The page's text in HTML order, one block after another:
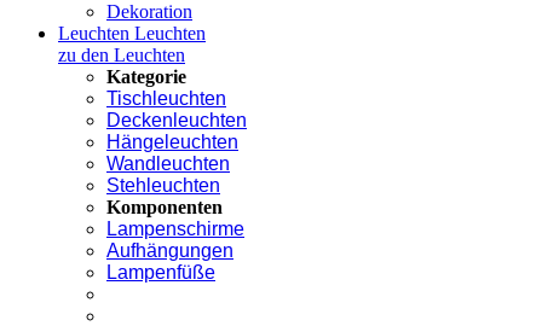
Dekoration
Leuchten Leuchten
zu den Leuchten
Kategorie
Tischleuchten
Deckenleuchten
Hängeleuchten
Wandleuchten
Stehleuchten
Komponenten
Lampenschirme
Aufhängungen
Lampenfüße